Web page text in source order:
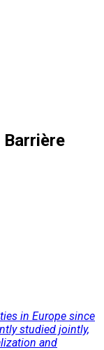
Barrière
in Europe since
studied jointly,
and